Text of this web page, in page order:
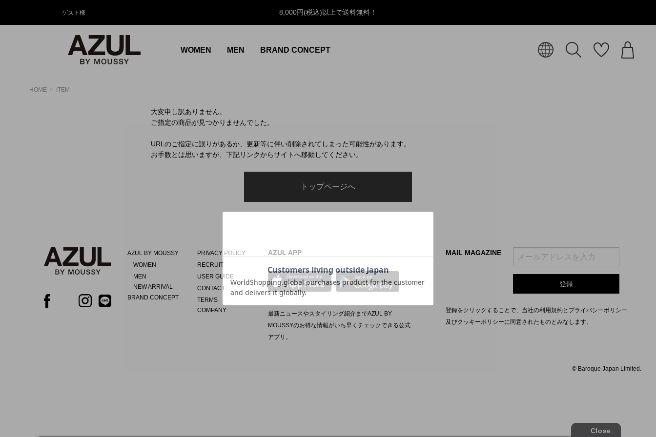
ゲスト様 8,000円(税込)以上で送料無料！
WOMEN MEN BRAND CONCEPT
HOME ITEM
大変申し訳ありません。
ご指定の商品が見つかりませんでした。
URLのご指定に誤りがあるか、更新等に伴い削除されてしまった可能性があります。
お手数とは思いますが、下記リンクからサイトへ移動してください。
トップページへ
AZUL BY MOUSSY
WOMEN
MEN
NEW ARRIVAL
BRAND CONCEPT
PRIVACY POLICY
RECRUIT
USER GUIDE
CONTACT
TERMS
COMPANY
AZUL APP
最新ニュースやスタイリング紹介までAZUL BY
MOUSSYのお得な情報がいち早くチェックできる公式
アプリ。
MAIL MAGAZINE
登録をクリックすることで、当社の利用規約と プライバシーポリシー
及びクッキーポリシーに同意されたものとみなします。
© Baroque Japan Limited.